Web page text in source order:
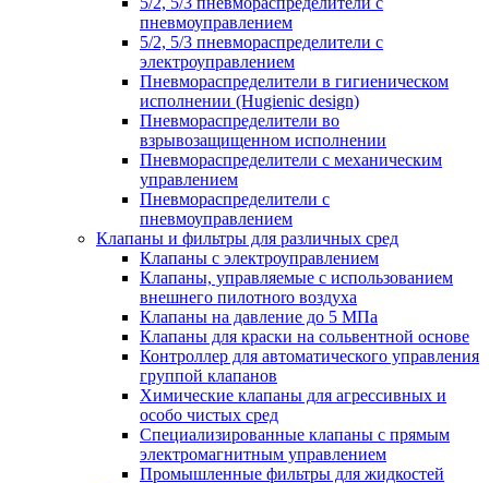
пневмоуправлением
5/2, 5/3 пневмораспределители с
электроуправлением
Пневмораспределители в гигиеническом
исполнении (Hugienic design)
Пневмораспределители во
взрывозащищенном исполнении
Пневмораспределители с механическим
управлением
Пневмораспределители с
пневмоуправлением
Клапаны и фильтры для различных сред
Клапаны с электроуправлением
Клапаны, управляемые с использованием
внешнего пилотноrо воздуха
Клапаны на давление до 5 МПа
Клапаны для краски на сольвентной основе
Контроллер для автоматического управления
группой клапанов
Химические клапаны для агрессивных и
особо чистых сред
Специализированные клапаны с прямым
электромагнитным управлением
Промышленные фильтры для жидкостей